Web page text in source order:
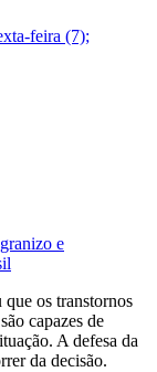
feira (7);
e
os transtornos
capazes de
A defesa da
da decisão.